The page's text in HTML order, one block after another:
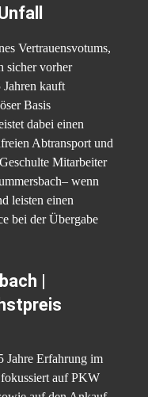
Vertrauensvotums,
sicher vorher
Jahren kauft
Basis
dabei einen
Abtransport und
Mitarbeiter
wenn
leisten einen
bei der Übergabe
|
Jahre Erfahrung im
auf PKW